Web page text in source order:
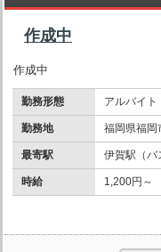
作成中
作成中
勤務形態 アルバイト
勤務地 福岡県福岡
最寄駅 伊賀駅（バ
時給 1,200円～